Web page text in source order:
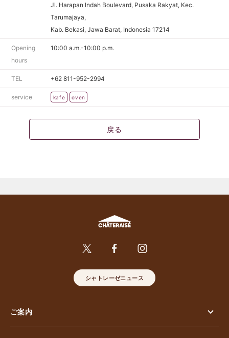
Jl. Harapan Indah Boulevard, Pusaka Rakyat, Kec.
Tarumajaya,
Kab. Bekasi, Jawa Barat, Indonesia 17214
Opening
hours
10:00 a.m.-10:00 p.m.
TEL +62 811-952-2994
service kafe oven
戻る
シャトレーゼニュース
ご案内